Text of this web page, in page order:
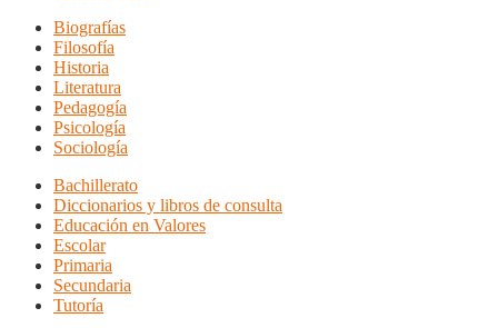
Biografías
Filosofía
Historia
Literatura
Pedagogía
Psicología
Sociología
Bachillerato
Diccionarios y libros de consulta
Educación en Valores
Escolar
Primaria
Secundaria
Tutoría